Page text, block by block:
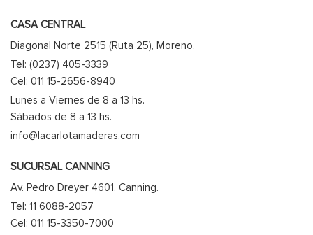
CASA CENTRAL
Diagonal Norte 2515 (Ruta 25), Moreno.
Tel: (0237) 405-3339
Cel: 011 15-2656-8940
Lunes a Viernes de 8 a 13 hs.
Sábados de 8 a 13 hs.
info@lacarlotamaderas.com
SUCURSAL CANNING
Av. Pedro Dreyer 4601, Canning.
Tel: 11 6088-2057
Cel: 011 15-3350-7000